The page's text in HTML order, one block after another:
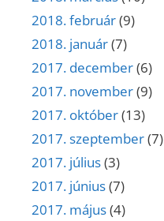
2018. február(9)
2018. január(7)
2017. december(6)
2017. november(9)
2017. október(13)
2017. szeptember(7)
2017. július(3)
2017. június(7)
2017. május(4)